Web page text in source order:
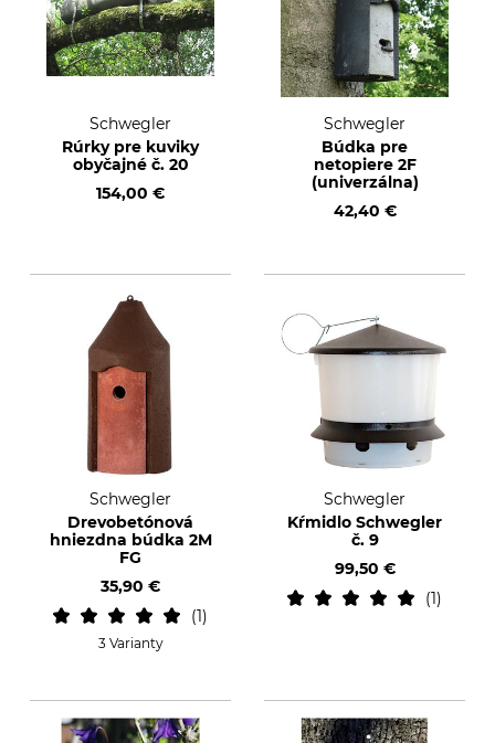
Schwegler
Rúrky pre kuviky
obyčajné č. 20
154,00 €
Schwegler
Búdka pre
netopiere 2F
(univerzálna)
42,40 €
Schwegler
Drevobetónová
hniezdna búdka 2M
FG
35,90 €
1
3 Varianty
Schwegler
Kŕmidlo Schwegler
č. 9
99,50 €
1